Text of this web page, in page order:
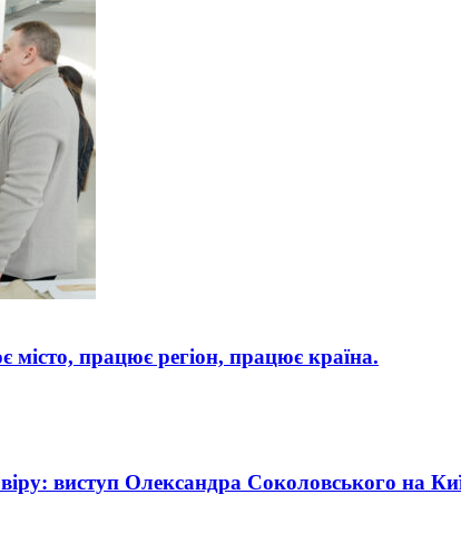
працює регіон, працює країна.
виступ Олександра Соколовського на